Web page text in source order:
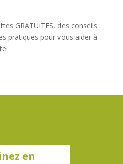
GRATUITES, des conseils
pratiques pour vous aider à
en